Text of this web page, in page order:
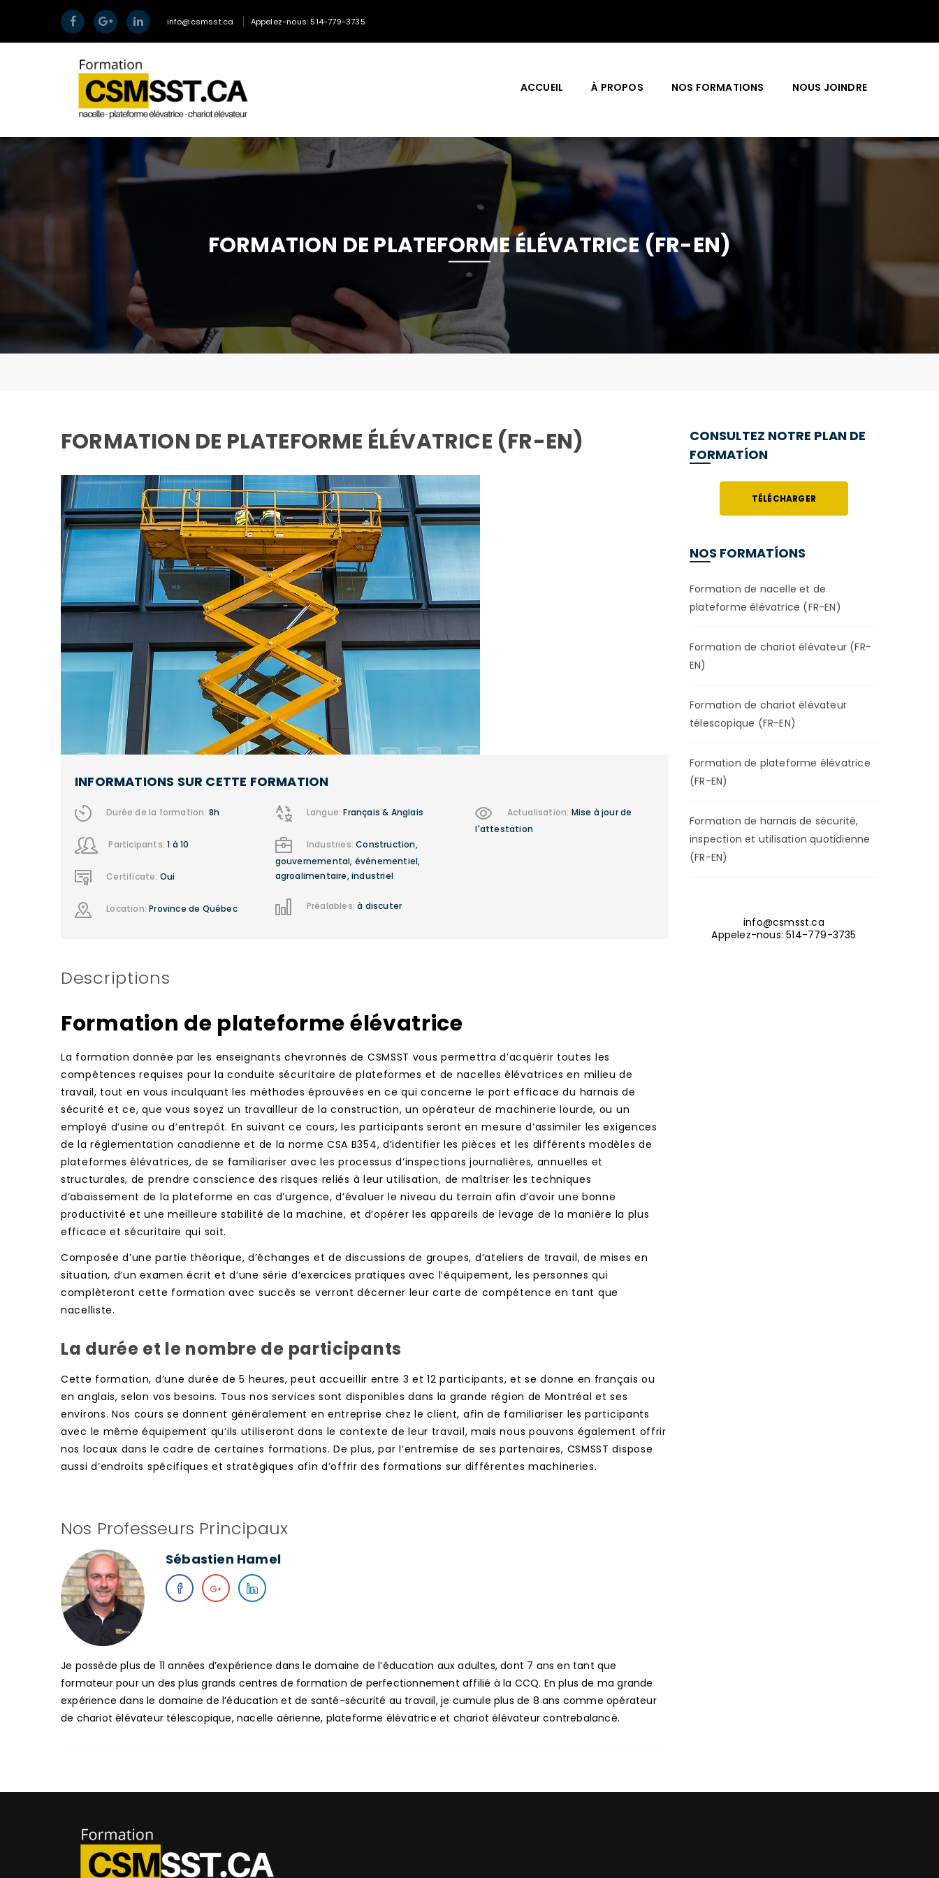
info@csmsst.ca Appelez-nous: 514-779-3735
ACCUEIL À PROPOS NOS FORMATIONS NOUS JOINDRE
FORMATION DE PLATEFORME ÉLÉVATRICE (FR-EN)
FORMATION DE PLATEFORME ÉLÉVATRICE (FR-EN)
INFORMATIONS SUR CETTE FORMATION
Durée de la formation: 8h
Participants:1 à 10
Certificate: Oui
Location:Province de Québec
Langue:Français & Anglais
Industries:Construction,
gouvernemental, événementiel,
agroalimentaire, industriel
Préalables:à discuter
Actualisation: Mise à jour de
l'attestation
Descriptions
Formation de plateforme élévatrice
La formation donnée par les enseignants chevronnés de CSMSST vous permettra d’acquérir toutes les
compétences requises pour la conduite sécuritaire de plateformes et de nacelles élévatrices en milieu de
travail, tout en vous inculquant les méthodes éprouvées en ce qui concerne le port efficace du harnais de
sécurité et ce, que vous soyez un travailleur de la construction, un opérateur de machinerie lourde, ou un
employé d’usine ou d’entrepôt. En suivant ce cours, les participants seront en mesure d’assimiler les exigences
de la réglementation canadienne et de la norme CSA B354, d’identifier les pièces et les différents modèles de
plateformes élévatrices, de se familiariser avec les processus d’inspections journalières, annuelles et
structurales, de prendre conscience des risques reliés à leur utilisation, de maîtriser les techniques
d’abaissement de la plateforme en cas d’urgence, d’évaluer le niveau du terrain afin d’avoir une bonne
productivité et une meilleure stabilité de la machine, et d’opérer les appareils de levage de la manière la plus
efficace et sécuritaire qui soit.
Composée d’une partie théorique, d’échanges et de discussions de groupes, d’ateliers de travail, de mises en
situation, d’un examen écrit et d’une série d’exercices pratiques avec l’équipement, les personnes qui
complèteront cette formation avec succès se verront décerner leur carte de compétence en tant que
nacelliste.
La durée et le nombre de participants
Cette formation, d’une durée de 5 heures, peut accueillir entre 3 et 12 participants, et se donne en français ou
en anglais, selon vos besoins. Tous nos services sont disponibles dans la grande région de Montréal et ses
environs. Nos cours se donnent généralement en entreprise chez le client, afin de familiariser les participants
avec le même équipement qu’ils utiliseront dans le contexte de leur travail, mais nous pouvons également offrir
nos locaux dans le cadre de certaines formations. De plus, par l’entremise de ses partenaires, CSMSST dispose
aussi d’endroits spécifiques et stratégiques afin d’offrir des formations sur différentes machineries.
Nos Professeurs Principaux
Sébastien Hamel
Je possède plus de 11 années d’expérience dans le domaine de l’éducation aux adultes, dont 7 ans en tant que
formateur pour un des plus grands centres de formation de perfectionnement affilié à la CCQ. En plus de ma grande
expérience dans le domaine de l’éducation et de santé-sécurité au travail, je cumule plus de 8 ans comme opérateur
de chariot élévateur télescopique, nacelle aérienne, plateforme élévatrice et chariot élévateur contrebalancé.
CONSULTEZ NOTRE PLAN DE
FORMATÍON
TÉLÉCHARGER
NOS FORMATÍONS
Formation de nacelle et de
plateforme élévatrice (FR-EN)
Formation de chariot élévateur (FR-
EN)
Formation de chariot élévateur
télescopique (FR-EN)
Formation de plateforme élévatrice
(FR-EN)
Formation de harnais de sécurité,
inspection et utilisation quotidienne
(FR-EN)
info@csmsst.ca
Appelez-nous: 514-779-3735